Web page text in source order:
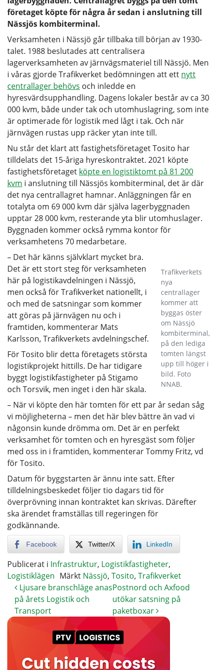
företaget köpte för några år sedan i anslutning till
Nässjös kombiterminal.
Verksamheten i Nässjö går tillbaka till början av 1930-
talet. 1988 beslutades att centralisera
lagerverksamheten av järnvägsmateriel till Nässjö. Men
i våras gjorde Trafikverket bedömningen att ett nytt
centrallager behövs och inledde en
hyresvärdsupphandling. Dagens lokaler består av ca 30
000 kvm, både under tak och utomhuslagring, som inte
är optimerade för logistik med lågt i tak. Och när
järnvägen rustas upp räcker ytan inte till.
Nu står det klart att fastighetsföretaget Tosito har
tilldelats det 15-åriga hyreskontraktet. 2021 köpte
fastighetsföretaget köpte en logistiktomt på 81 200
kvm i anslutning till Nässjös kombiterminal, det är där
det nya centrallagret hamnar. Anläggningen får en
totalyta om 69 000 kvm där själva lagerbyggnaden
upptar 28 000 kvm, resterande yta blir utomhuslager.
Byggnaden kommer också rymma kontor för
verksamhetens 70 medarbetare.
Trafikverkets
nya
centrallager
kommer att
byggas öster
om Nässjö
kombiterminal,
på den lediga
tomten längst
upp till höger i
bild. Foto
NNAB.
– Det här känns självklart mycket bra.
Det är ett stort steg för verksamheten
här på logistikavdelningen i Nässjö,
men också för Trafikverket nationellt, i
och med de satsningar som kommer
att göras på järnvägen nu och i
framtiden, kommenterar Mats
Karlsson, Trafikverkets avdelningschef.
För Tosito blir detta företagets största
logistikprojekt hittills. De har tidigare
byggt logistikfastigheter på Stigamo
och Torsvik, men inget i den här skala.
– När vi köpte den här tomten för ett par år sedan såg
vi möjligheterna – men det här blev bättre än vad vi
någonsin kunde drömma om. Det är en perfekt
verksamhet för tomten och en hyresgäst som följer
med oss in i framtiden, kommenterar Tommy Fritz, vd
för Tosito.
Datum för byggstarten är ännu inte satt. Efter
tilldelningsbeskedet följer tio dagars tid för
överprövning innan kontraktet kan skrivas. Därefter
ska ärendet framställas till regeringen för
godkännande.
Facebook Twitter/X LinkedIn
Publicerat i Infrastruktur, Logistikfastigheter,
Logistiklägen Märkt Nässjö, Tosito, Trafikverket
Ljusare branschläge anas
på årets Logistik och
Transport
Postnord och Axfood
utökar satsning på
paketboxar